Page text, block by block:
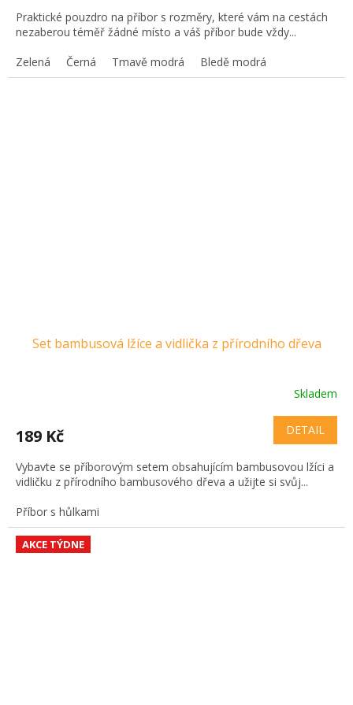
Praktické pouzdro na příbor s rozměry, které vám na cestách
nezaberou téměř žádné místo a váš příbor bude vždy...
Zelená
Černá Tmavě modrá Bledě modrá
Set bambusová lžíce a vidlička z přírodního dřeva
Skladem
189 Kč DETAIL
Vybavte se příborovým setem obsahujícím bambusovou lžíci a
vidličku z přírodního bambusového dřeva a užijte si svůj...
Příbor s hůlkami
AKCE TÝDNE